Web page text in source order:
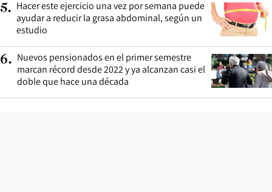
5. Hacer este ejercicio una vez por semana puede
ayudar a reducir la grasa abdominal, según un
estudio
6. Nuevos pensionados en el primer semestre
marcan récord desde 2022 y ya alcanzan casi el
doble que hace una década